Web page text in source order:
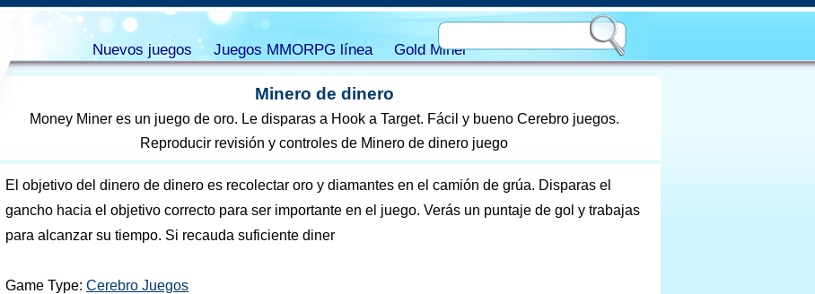
Minero de dinero
Money Miner es un juego de oro. Le disparas a Hook a Target. Fácil y bueno Cerebro juegos.
Reproducir revisión y controles de Minero de dinero juego
El objetivo del dinero de dinero es recolectar oro y diamantes en el camión de grúa. Disparas el
gancho hacia el objetivo correcto para ser importante en el juego. Verás un puntaje de gol y trabajas
para alcanzar su tiempo. Si recauda suficiente diner
Game Type: Cerebro Juegos
Nuevos juegos Juegos MMORPG línea Gold Miner